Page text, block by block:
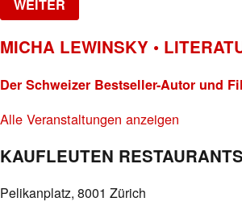
WEITER
MICHA LEWINSKY •
Der Schweizer Bestseller-Autor und
Alle Veranstaltungen anzeigen
KAUFLEUTEN
Pelikanplatz, 8001 Zürich